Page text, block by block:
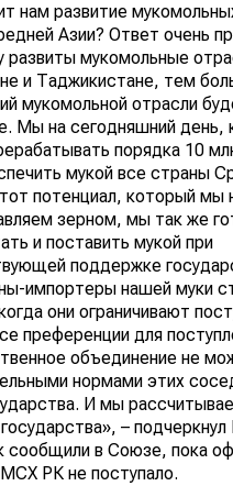
нам развитие
Азии? Ответ очень
развиты мукомольные
и Таджикистане, тем
мукомольной отрасли
Мы на сегодняшний день,
порядка 10
мукой все страны
потенциал, который мы
зерном, мы так же
и поставить мукой при
поддержке
импортеры нашей муки
они ограничивают
преференции для
объединение не
нормами этих
И мы
–
сообщили в Союзе, пока
РК не поступало.